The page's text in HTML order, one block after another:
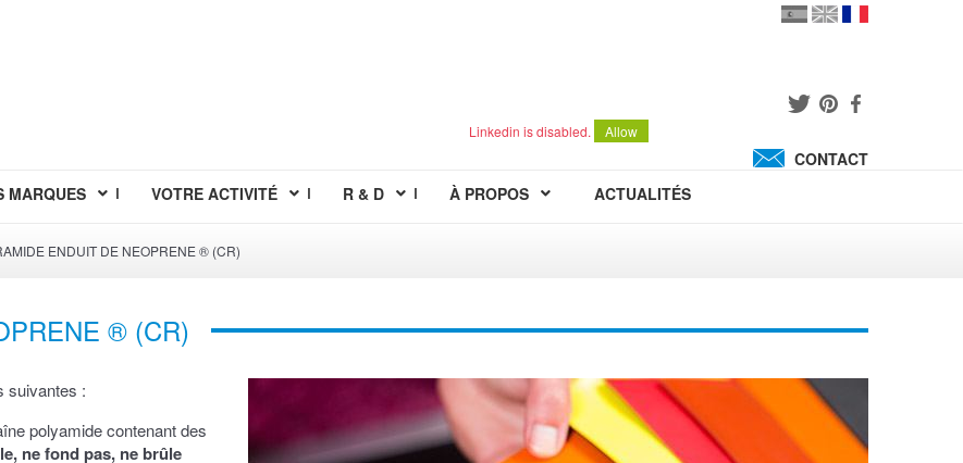
Linkedin is disabled. Allow
CONTACT
MARQUES VOTRE ACTIVITÉ R & D À PROPOS ACTUALITÉS
ENDUIT DE NEOPRENE ® (CR)
® (CR)
suivantes :
polyamide contenant des
ne fond pas, ne brûle